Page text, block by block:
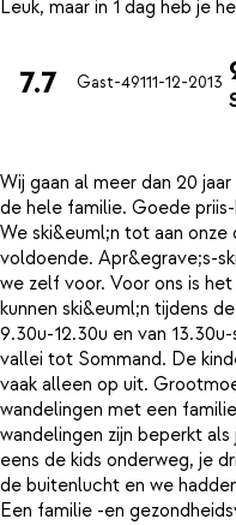
7.7 Gast-49111-12-2013
Wij gaan al meer dan 20
de hele familie. Goede
We ski&euml;n tot aan onze
voldoende. Apr&egrave;s-
we zelf voor. Voor ons is
kunnen ski&euml;n tijdens
9.30u-12.30u en van
vallei tot Sommand. De
vaak alleen op uit.
wandelingen met een
wandelingen zijn beperkt
eens de kids onderweg, je
de buitenlucht en we
Een familie -en